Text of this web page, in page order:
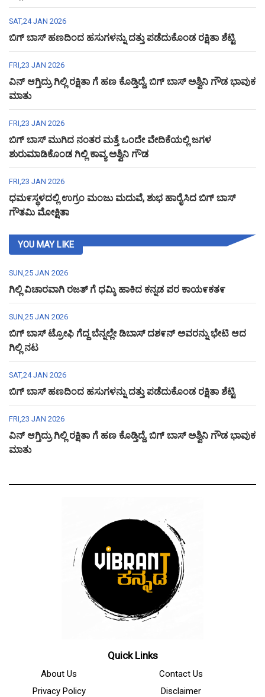
SAT,24 JAN 2026
ಬಿಗ್ ಬಾಸ್ ಹಣದಿಂದ ಹಸುಗಳನ್ನು ದತ್ತು ಪಡೆದುಕೊಂಡ ರಕ್ಷಿತಾ ಶೆಟ್ಟಿ
FRI,23 JAN 2026
ವಿನ್ ಆಗ್ತಿದ್ರು ಗಿಲ್ಲಿ ರಕ್ಷಿತಾ ಗೆ ಹಣ ಕೊಡ್ತಿದ್ದೆ, ಬಿಗ್ ಬಾಸ್ ಅಶ್ವಿನಿ ಗೌಡ ಭಾವುಕ
ಮಾತು
FRI,23 JAN 2026
ಬಿಗ್ ಬಾಸ್ ಮುಗಿದ ನಂತರ ಮತ್ತೆ ಒಂದೇ ವೇದಿಕೆಯಲ್ಲಿ ಜಗಳ
ಶುರುಮಾಡಿಕೊಂಡ ಗಿಲ್ಲಿ ಕಾವ್ಯ ಅಶ್ವಿನಿ ಗೌಡ
FRI,23 JAN 2026
ಧಮ೯ಸ್ಥಳದಲ್ಲಿ ಉಗ್ರಂ ಮಂಜು ಮದುವೆ, ಶುಭ ಹಾರೈಸಿದ ಬಿಗ್ ಬಾಸ್
ಗೌತಮಿ ಮೋಕ್ಷಿತಾ
YOU MAY LIKE
SUN,25 JAN 2026
ಗಿಲ್ಲಿ ವಿಚಾರವಾಗಿ ರಜತ್ ಗೆ ಧಮ್ಕಿ ಹಾಕಿದ ಕನ್ನಡ ಪರ ಕಾಯ೯ಕತ೯
SUN,25 JAN 2026
ಬಿಗ್ ಬಾಸ್ ಟ್ರೋಫಿ ಗೆದ್ದ ಬೆನ್ನಲ್ಲೇ ಡಿಬಾಸ್ ದಶ೯ನ್ ಅವರನ್ನು ಭೇಟಿ ಆದ
ಗಿಲ್ಲಿ ನಟ
SAT,24 JAN 2026
ಬಿಗ್ ಬಾಸ್ ಹಣದಿಂದ ಹಸುಗಳನ್ನು ದತ್ತು ಪಡೆದುಕೊಂಡ ರಕ್ಷಿತಾ ಶೆಟ್ಟಿ
FRI,23 JAN 2026
ವಿನ್ ಆಗ್ತಿದ್ರು ಗಿಲ್ಲಿ ರಕ್ಷಿತಾ ಗೆ ಹಣ ಕೊಡ್ತಿದ್ದೆ, ಬಿಗ್ ಬಾಸ್ ಅಶ್ವಿನಿ ಗೌಡ ಭಾವುಕ
ಮಾತು
Quick Links
About Us
Contact Us
Privacy Policy
Disclaimer